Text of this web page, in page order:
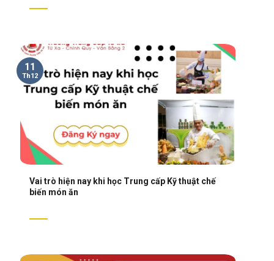
Vai trò hiện nay khi học Trung cấp Kỹ thuật chế
biến món ăn
11
Th12